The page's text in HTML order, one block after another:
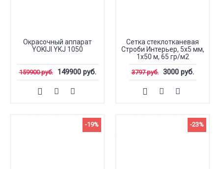
Окрасочный аппарат
YOKIJI YKJ 1050
159900 руб. 149900 руб.
Сетка стеклотканевая
Строби Интерьер, 5x5 мм,
1x50 м, 65 гр/м2
3797 руб. 3000 руб.
-19% -23%